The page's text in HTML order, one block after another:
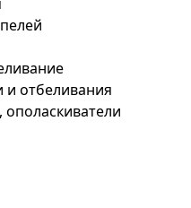
и отбеливания